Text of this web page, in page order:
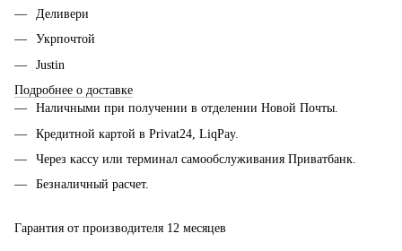
Деливери
Укрпочтой
Justin
Подробнее о доставке
Наличными при получении в отделении Новой Почты.
Кредитной картой в Privat24, LiqPay.
Через кассу или терминал самообслуживания Приватбанк.
Безналичный расчет.
Гарантия от производителя 12 месяцев